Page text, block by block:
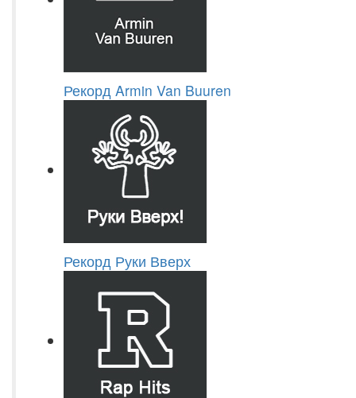
Рекорд Armin Van Buuren
Рекорд Руки Вверх